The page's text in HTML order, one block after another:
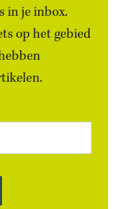
in je inbox.
op het gebied